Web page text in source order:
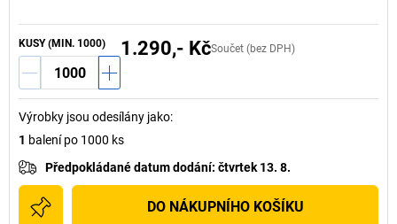
KUSY (MIN. 1000) Součet (bez DPH)
1.290,- Kč
Výrobky jsou odesílány jako:
1 balení po 1000 ks
Předpokládané datum dodání: čtvrtek 13. 8.
DO NÁKUPNÍHO KOŠÍKU